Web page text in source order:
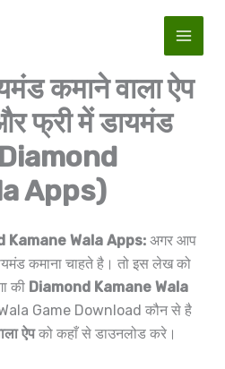
कमाने वाला ऐप
फ्री में डायमंड
Apps)
Kamane Wala Apps: अगर आप
कमाना चाहते है। तो इस लेख को
की Diamond Kamane Wala
Game Download कौन से है
ऐपको कहाँ से डाउनलोड करे।